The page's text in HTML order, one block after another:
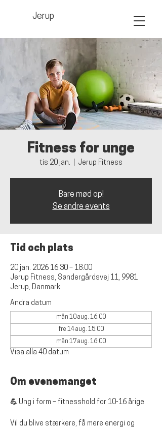
Jerup
Fitness for unge
tis 20 jan. Jerup Fitness
Bare mød op!
Se andre events
Tid och plats
20 jan. 2026 16:30 – 18:00
Jerup Fitness, Søndergårdsvej 11, 9981
Jerup, Danmark
Andra datum
mån 10 aug. 16:00
fre 14 aug. 15:00
mån 17 aug. 16:00
Visa alla 40 datum
Om evenemanget
💪 Ung i form – fitnesshold for 10-16 årige
Vil du blive stærkere, få mere energi og